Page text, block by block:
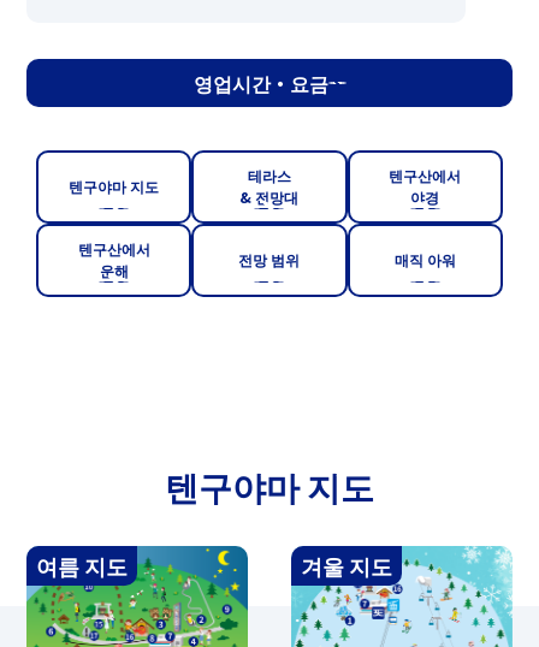
영업시간・요금
텐구야마 지도
테라스
& 전망대
텐구산에서
야경
텐구산에서
운해
전망 범위 매직 아워
텐구야마 지도
여름 지도 겨울 지도